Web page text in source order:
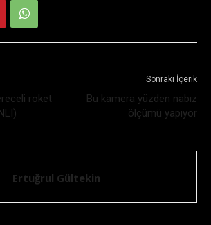
roket
Sonraki İçerik
Bu kamera yüzden nabız
ölçümü yapıyor
Ertuğrul Gültekin